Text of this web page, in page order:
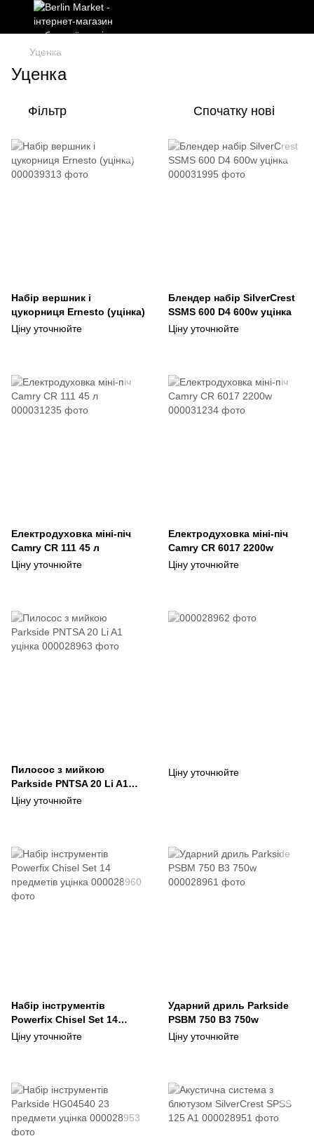
Уценка
Уценка
Фільтр Спочатку нові
Набір вершник і
цукорниця Ernesto (уцінка)
Ціну уточнюйте
Блендер набір SilverCrest
SSMS 600 D4 600w уцінка
Ціну уточнюйте
Електродуховка міні-піч
Camry CR 111 45 л
Ціну уточнюйте
Електродуховка міні-піч
Camry CR 6017 2200w
Ціну уточнюйте
Пилосос з мийкою
Parkside PNTSA 20 Li A1
уцінка
Ціну уточнюйте
Ціну уточнюйте
Набір інструментів
Powerfix Chisel Set 14
предметів уцінка
Ціну уточнюйте
Ударний дриль Parkside
PSBM 750 B3 750w
Ціну уточнюйте